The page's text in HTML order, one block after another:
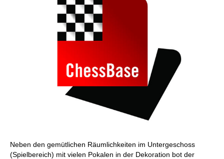
Neben den gemütlichen Räumlichkeiten im Untergeschoss
(Spielbereich) mit vielen Pokalen in der Dekoration bot der